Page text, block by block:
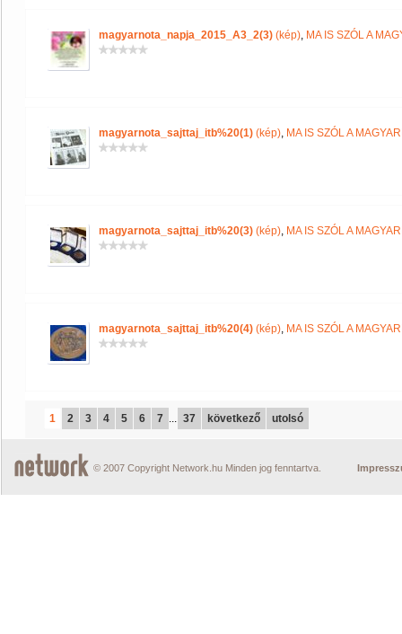
magyarnota_napja_2015_A3_2(3) (kép), MA IS SZÓL A
magyarnota_sajttaj_itb%20(1) (kép), MA IS SZÓL A
magyarnota_sajttaj_itb%20(3) (kép), MA IS SZÓL A
magyarnota_sajttaj_itb%20(4) (kép), MA IS SZÓL A
1 2 3 4 5 6 7 ... 37 következő utolsó
© 2007 Copyright Network.hu Minden jog fenntartva.